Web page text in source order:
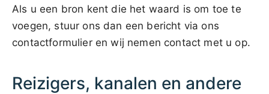
Als u een bron kent die het waard is om toe te
voegen, stuur ons dan een bericht via ons
contactformulier en wij nemen contact met u op.
Reizigers, kanalen en andere